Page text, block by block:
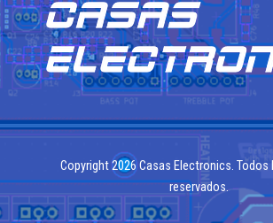
en
la
página
de
producto
Copyright 2026 Casas Electronics.
reservados.